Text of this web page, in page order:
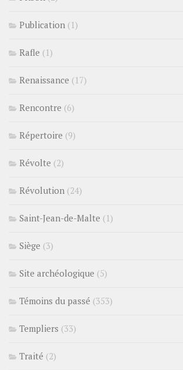
Publication (1)
Rafle (1)
Renaissance (17)
Rencontre (6)
Répertoire (9)
Révolte (2)
Révolution (24)
Saint-Jean-de-Malte (1)
Siège (3)
Site archéologique (5)
Témoins du passé (353)
Templiers (33)
Traité (2)